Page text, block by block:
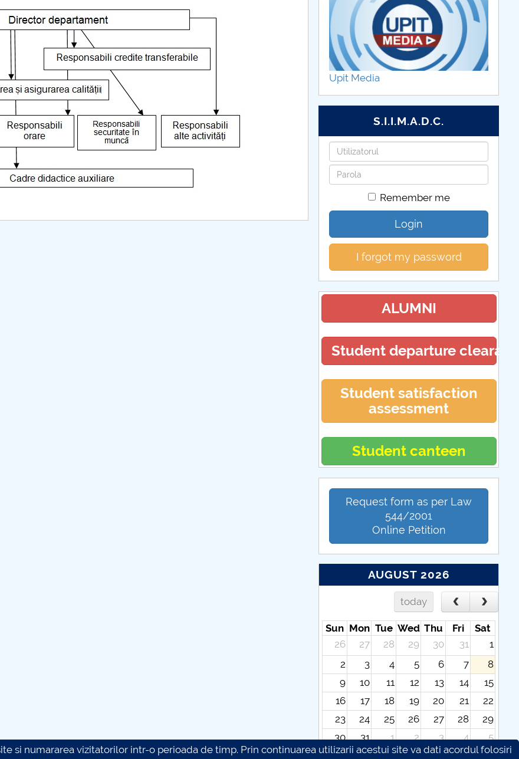
Upit Media
S.I.I.M.A.D.C.
Username
Password
Remember me
Login
I forgot my password
ALUMNI
Student departure
Student satisfaction
assessment
Student canteen
Request form as per Law
544/2001
Online Petition
AUGUST 2026
today
Sun Mon Tue Wed Thu Fri
Sat
26
27 28 29 30 31
1
2
3 4 5 6 7
8
9
10 11 12 13 14
15
16
17 18 19 20 21
22
23
24 25 26 27 28
29
30
31 1 2 3 4
5
si numararea vizitatorilor intr-o perioada de timp. Prin continuarea utilizarii acestui site va dati acordul folosiri